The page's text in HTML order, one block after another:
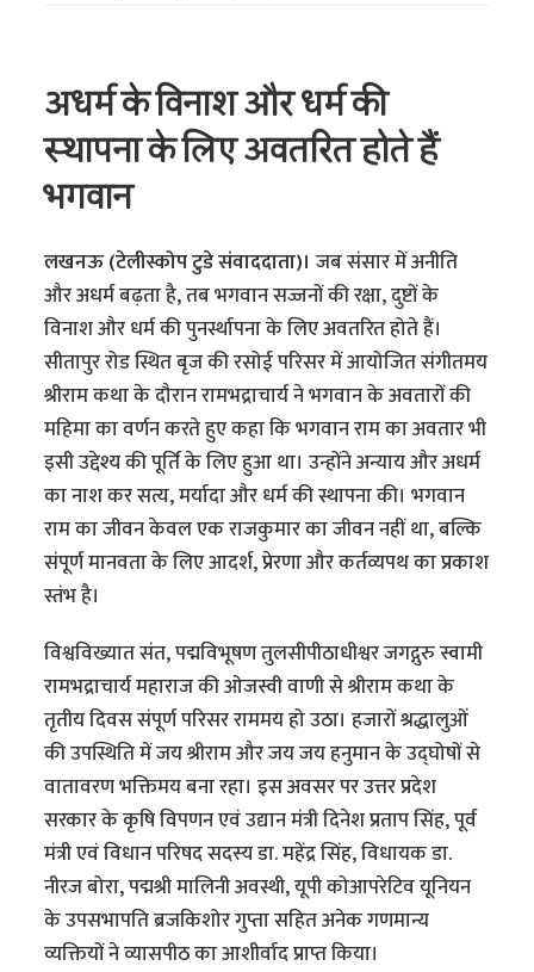
अधर्म के विनाश और धर्म की
स्थापना के लिए अवतरित होते हैं
भगवान
लखनऊ (टेलीस्कोप टुडे संवाददाता)।जब संसार में अनीति
और अधर्म बढ़ता है, तब भगवान सज्जनों की रक्षा, दुष्टों के
विनाश और धर्म की पुनर्स्थापना के लिए अवतरित होते हैं।
सीतापुर रोड स्थित बृज की रसोई परिसर में आयोजित संगीतमय
श्रीराम कथा के दौरान रामभद्राचार्य ने भगवान के अवतारों की
महिमा का वर्णन करते हुए कहा कि भगवान राम का अवतार भी
इसी उद्देश्य की पूर्ति के लिए हुआ था। उन्होंने अन्याय और अधर्म
का नाश कर सत्य, मर्यादा और धर्म की स्थापना की। भगवान
राम का जीवन केवल एक राजकुमार का जीवन नहीं था, बल्कि
संपूर्ण मानवता के लिए आदर्श, प्रेरणा और कर्तव्यपथ का प्रकाश
स्तंभ है।
विश्वविख्यात संत, पद्मविभूषण तुलसीपीठाधीश्वर जगद्गुरु स्वामी
रामभद्राचार्य महाराज की ओजस्वी वाणी से श्रीराम कथा के
तृतीय दिवस संपूर्ण परिसर राममय हो उठा। हजारों श्रद्धालुओं
की उपस्थिति में जय श्रीराम और जय जय हनुमान के उद्घोषों से
वातावरण भक्तिमय बना रहा। इस अवसर पर उत्तर प्रदेश
सरकार के कृषि विपणन एवं उद्यान मंत्री दिनेश प्रताप सिंह, पूर्व
मंत्री एवं विधान परिषद सदस्य डा. महेंद्र सिंह, विधायक डा.
नीरज बोरा, पद्मश्री मालिनी अवस्थी, यूपी कोआपरेटिव यूनियन
के उपसभापति ब्रजकिशोर गुप्ता सहित अनेक गणमान्य
व्यक्तियों ने व्यासपीठ का आशीर्वाद प्राप्त किया।